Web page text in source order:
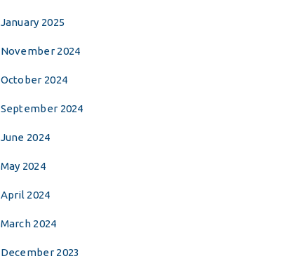
January 2025
November 2024
October 2024
September 2024
June 2024
May 2024
April 2024
March 2024
December 2023